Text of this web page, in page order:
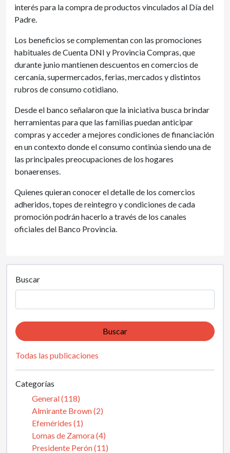
interés para la compra de productos vinculados al Día del
Padre.
Los beneficios se complementan con las promociones
habituales de Cuenta DNI y Provincia Compras, que
durante junio mantienen descuentos en comercios de
cercanía, supermercados, ferias, mercados y distintos
rubros de consumo cotidiano.
Desde el banco señalaron que la iniciativa busca brindar
herramientas para que las familias puedan anticipar
compras y acceder a mejores condiciones de financiación
en un contexto donde el consumo continúa siendo una de
las principales preocupaciones de los hogares
bonaerenses.
Quienes quieran conocer el detalle de los comercios
adheridos, topes de reintegro y condiciones de cada
promoción podrán hacerlo a través de los canales
oficiales del Banco Provincia.
Buscar
Buscar
Todas las publicaciones
Categorías
General (118)
Almirante Brown (2)
Efemérides (1)
Lomas de Zamora (4)
Presidente Perón (11)